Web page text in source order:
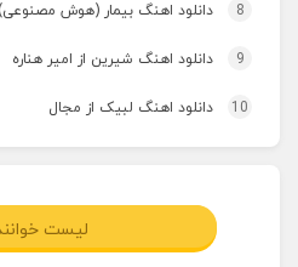
8 دانلود اهنگ بیمار (هوش مصنوعی)
9 دانلود اهنگ شیرین از امیر هناره
10 دانلود اهنگ لبیک از مجال
لیست